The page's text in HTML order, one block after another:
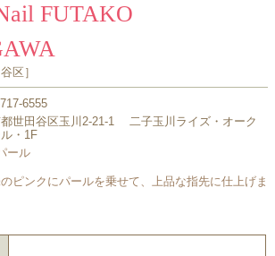
FUTAKO
区］
6555
世田谷区玉川2-21-1 二子玉川ライズ・オーク
・1F
ール
ピンクにパールを乗せて、上品な指先に仕上げま